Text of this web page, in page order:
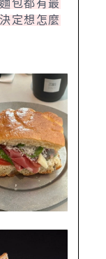
包都有最
定想怎麼